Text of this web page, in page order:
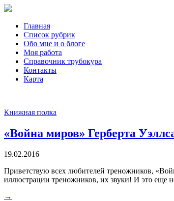
Главная
Список рубрик
Обо мне и о блоге
Моя работа
Справочник трубокура
Контакты
Карта
Книжная полка
«Война миров» Герберта
19.02.2016
Приветствую всех любителей треножников,
иллюстрации треножников, их звуки! И это еще
→